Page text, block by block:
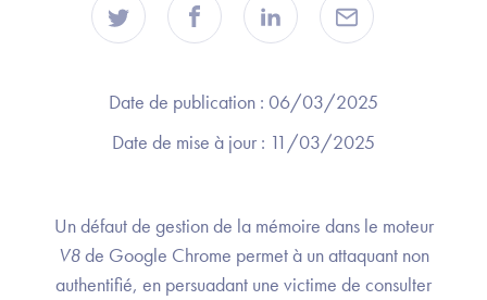
Date de publication : 06/03/2025
Date de mise à jour : 11/03/2025
Un défaut de gestion de la mémoire dans le moteur
V8de Google Chrome permet à un attaquant non
authentifié, en persuadant une victime de consulter